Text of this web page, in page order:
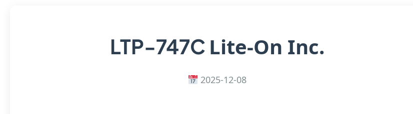
LTP-747C Lite-On Inc.
2025-12-08